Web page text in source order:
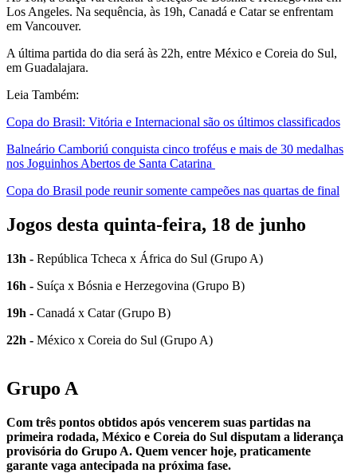
Los Angeles. Na sequência, às 19h, Canadá e Catar se enfrentam
em Vancouver.
A última partida do dia será às 22h, entre México e Coreia do Sul,
em Guadalajara.
Leia Também:
Copa do Brasil: Vitória e Internacional são os últimos classificados
Balneário Camboriú conquista cinco troféus e mais de 30 medalhas
nos Joguinhos Abertos de Santa Catarina
Copa do Brasil pode reunir somente campeões nas quartas de final
Jogos desta quinta-feira, 18 de junho
13h - República Tcheca x África do Sul (Grupo A)
16h - Suíça x Bósnia e Herzegovina (Grupo B)
19h - Canadá x Catar (Grupo B)
22h - México x Coreia do Sul (Grupo A)
Grupo A
Com três pontos obtidos após vencerem suas partidas na
primeira rodada, México e Coreia do Sul disputam a liderança
provisória do Grupo A. Quem vencer hoje, praticamente
garante vaga antecipada na próxima fase.